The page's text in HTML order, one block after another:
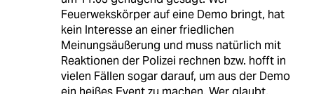
Feuerwekskörper auf eine Demo bringt, hat
kein Interesse an einer friedlichen
Meinungsäußerung und muss natürlich mit
Reaktionen der Polizei rechnen bzw. hofft in
vielen Fällen sogar darauf, um aus der Demo